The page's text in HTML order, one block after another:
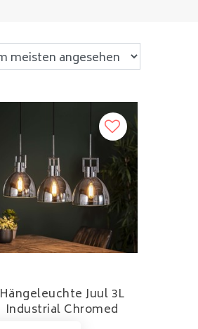
Hängeleuchte Juul 3L
Industrial Chromed